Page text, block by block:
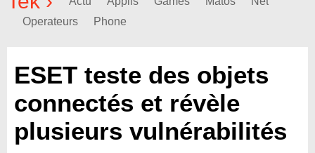
Operateurs
Phone
ESET teste des objets
connectés et révèle
plusieurs vulnérabilités